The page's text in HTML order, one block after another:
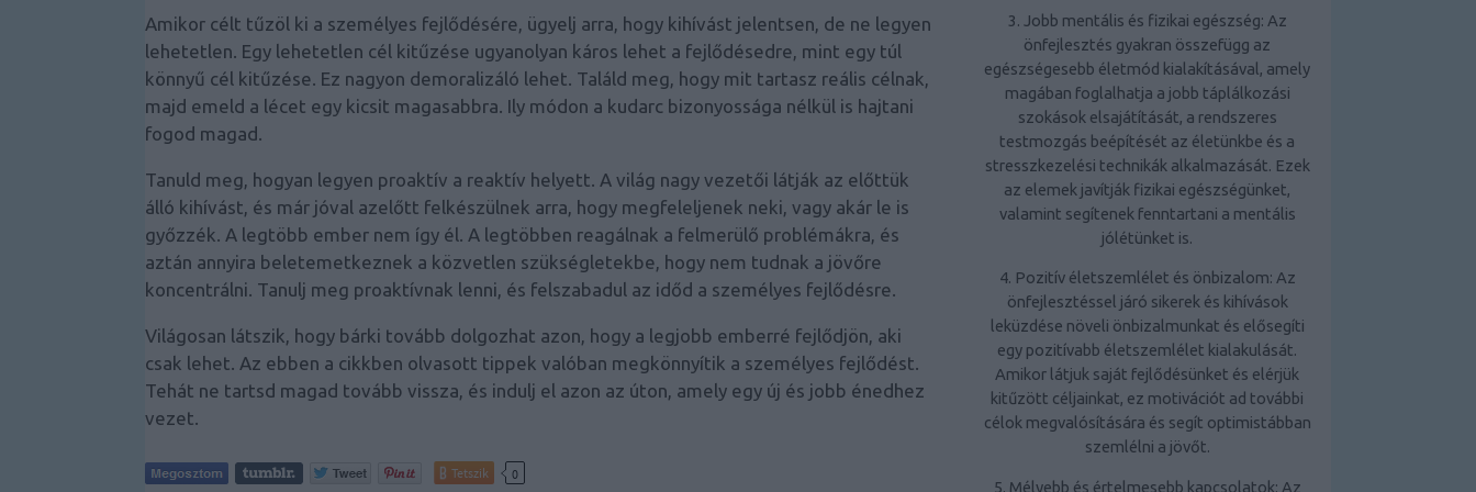
Amikor célt tűzöl ki a személyes fejlődésére, ügyelj arra, hogy kihívást jelentsen, de ne legyen
lehetetlen. Egy lehetetlen cél kitűzése ugyanolyan káros lehet a fejlődésedre, mint egy túl
könnyű cél kitűzése. Ez nagyon demoralizáló lehet. Találd meg, hogy mit tartasz reális célnak,
majd emeld a lécet egy kicsit magasabbra. Ily módon a kudarc bizonyossága nélkül is hajtani
fogod magad.
Tanuld meg, hogyan legyen proaktív a reaktív helyett. A világ nagy vezetői látják az előttük
álló kihívást, és már jóval azelőtt felkészülnek arra, hogy megfeleljenek neki, vagy akár le is
győzzék. A legtöbb ember nem így él. A legtöbben reagálnak a felmerülő problémákra, és
aztán annyira beletemetkeznek a közvetlen szükségletekbe, hogy nem tudnak a jövőre
koncentrálni. Tanulj meg proaktívnak lenni, és felszabadul az időd a személyes fejlődésre.
Világosan látszik, hogy bárki tovább dolgozhat azon, hogy a legjobb emberré fejlődjön, aki
csak lehet. Az ebben a cikkben olvasott tippek valóban megkönnyítik a személyes fejlődést.
Tehát ne tartsd magad tovább vissza, és indulj el azon az úton, amely egy új és jobb énedhez
vezet.
Tetszik 0
3. Jobb mentális és fizikai egészség: Az
önfejlesztés gyakran összefügg az
egészségesebb életmód kialakításával, amely
magában foglalhatja a jobb táplálkozási
szokások elsajátítását, a rendszeres
testmozgás beépítését az életünkbe és a
stresszkezelési technikák alkalmazását. Ezek
az elemek javítják fizikai egészségünket,
valamint segítenek fenntartani a mentális
jólétünket is.
4. Pozitív életszemlélet és önbizalom: Az
önfejlesztéssel járó sikerek és kihívások
leküzdése növeli önbizalmunkat és elősegíti
egy pozitívabb életszemlélet kialakulását.
Amikor látjuk saját fejlődésünket és elérjük
kitűzött céljainkat, ez motivációt ad további
célok megvalósítására és segít optimistábban
szemlélni a jövőt.
5. Mélyebb és értelmesebb kapcsolatok: Az